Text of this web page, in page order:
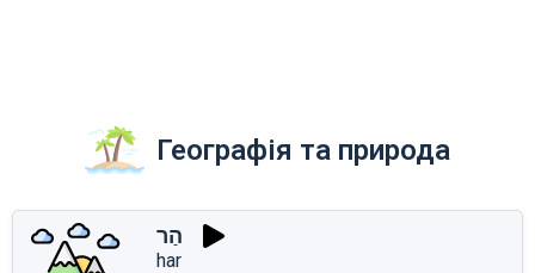
Географія та природа
הַר
har